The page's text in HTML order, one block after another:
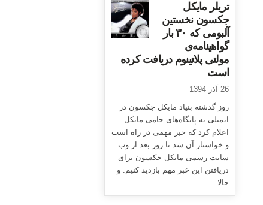
تریلر مایکل
جکسون نخستین
آلبومی که ۳۰ بار
گواهینامه‌ی
مولتی پلاتینوم دریافت کرده
است
26 آذر 1394
روز گذشته بنیاد مایکل جکسون در
ایمیلی به پایگاه‌های حامی مایکل
اعلام کرد که خبر مهمی در راه است
و خواستار آن شد تا روز بعد از وب
سایت رسمی مایکل جکسون برای
دریافتن این خبر مهم بازدید کنیم. و
حالا...